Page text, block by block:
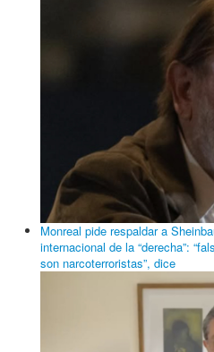
Monreal pide respaldar a
internacional de la “derecha”:
son narcoterroristas”, dice